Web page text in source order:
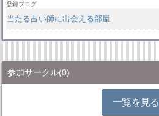
登録ブログ
当たる占い師に出会える部屋
参加サークル(0)
一覧を見る